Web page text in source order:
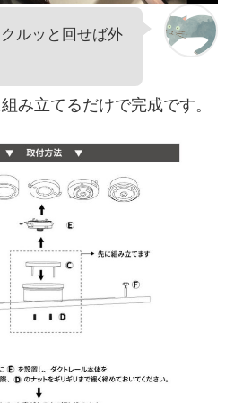
ルッと回せば外
み立てるだけで完成です。